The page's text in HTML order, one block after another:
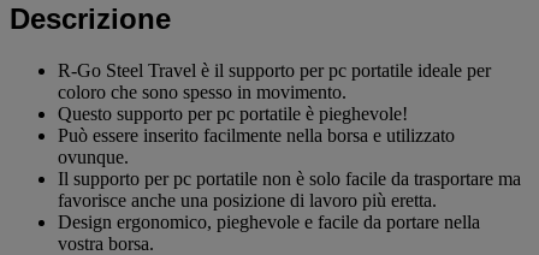
Descrizione
R-Go Steel Travel è il supporto per pc portatile ideale per
coloro che sono spesso in movimento.
Questo supporto per pc portatile è pieghevole!
Può essere inserito facilmente nella borsa e utilizzato
ovunque.
Il supporto per pc portatile non è solo facile da trasportare ma
favorisce anche una posizione di lavoro più eretta.
Design ergonomico, pieghevole e facile da portare nella
vostra borsa.